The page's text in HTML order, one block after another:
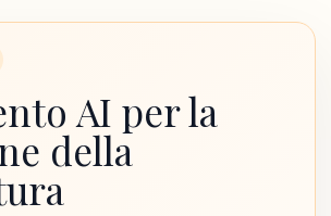
AI per la
della